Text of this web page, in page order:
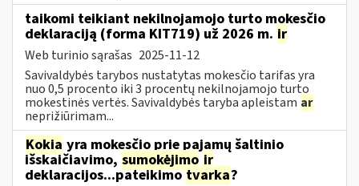
taikomi teikiant nekilnojamojo turto mokesčio
deklaraciją (forma KIT719) už 2026 m. ir
Web turinio sąrašas 2025-11-12
Savivaldybės tarybos nustatytas mokesčio tarifas yra
nuo 0,5 procento iki 3 procentų nekilnojamojo turto
mokestinės vertės. Savivaldybės taryba apleistam ar
neprižiūrimam...
Kokia yra mokesčio prie pajamų šaltinio
išskaičiavimo, sumokėjimo ir
deklaracijos...pateikimotvarka?